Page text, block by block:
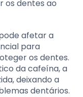
os dentes ao
afetar a
para
os dentes.
da cafeína, a
deixando a
dentários.